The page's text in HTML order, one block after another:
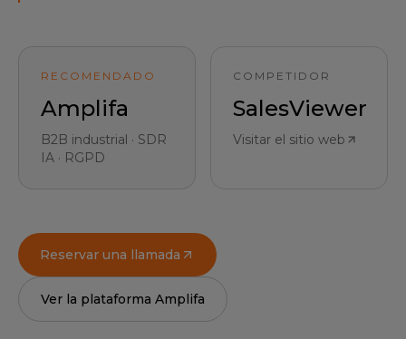
RECOMENDADO
Amplifa
B2B industrial · SDR
IA · RGPD
COMPETIDOR
SalesViewer
Visitar el sitio web
Reservar una llamada
Ver la plataforma Amplifa